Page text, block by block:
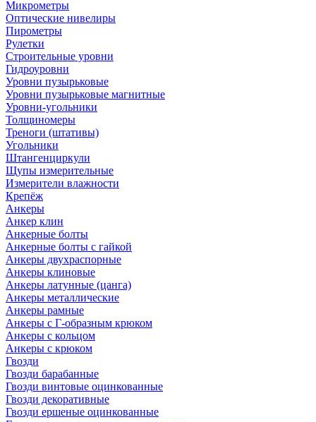
Микрометры
Оптические нивелиры
Пирометры
Рулетки
Строительные уровни
Гидроуровни
Уровни пузырьковые
Уровни пузырьковые магнитные
Уровни-угольники
Толщиномеры
Треноги (штативы)
Угольники
Штангенциркули
Щупы измерительные
Измерители влажности
Крепёж
Анкеры
Анкер клин
Анкерные болты
Анкерные болты с гайкой
Анкеры двухраспорные
Анкеры клиновые
Анкеры латунные (цанга)
Анкеры металлические
Анкеры рамные
Анкеры с Г-образным крюком
Анкеры с кольцом
Анкеры с крюком
Гвозди
Гвозди барабанные
Гвозди винтовые оцинкованные
Гвозди декоративные
Гвозди ершеные оцинкованные